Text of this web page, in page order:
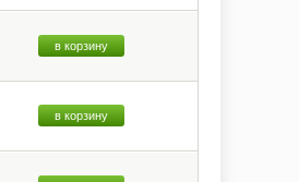
в корзину
в корзину